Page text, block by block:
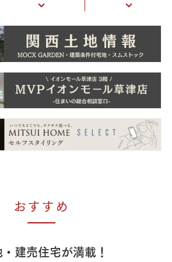
おすすめ
建売住宅が満載！